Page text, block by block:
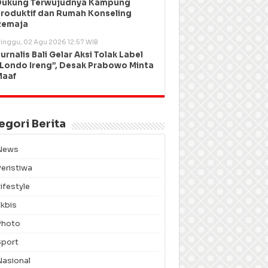
Terwujudnya Kampung
dan Rumah Konseling
02 Agu 2026 12:57 WIB
Bali Gelar Aksi Tolak Label
Ireng”, Desak Prabowo Minta
Berita